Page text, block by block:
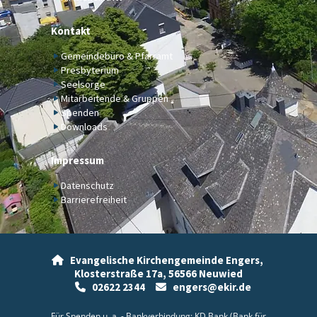
Kontakt
Gemeindebüro & Pfarramt
Presbyterium
Seelsorge
Mitarbeitende & Gruppen
Spenden
Downloads
Impressum
Datenschutz
Barrierefreiheit

Evangelische Kirchengemeinde Engers,
Klosterstraße 17a, 56566 Neuwied
02622 2344 engers@ekir.de